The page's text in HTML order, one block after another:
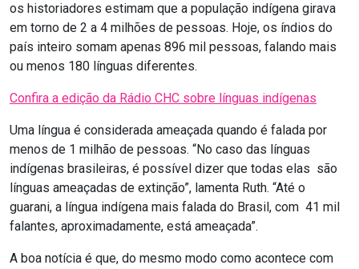
os historiadores estimam que a população indígena girava
em torno de 2 a 4 milhões de pessoas. Hoje, os índios do
país inteiro somam apenas 896 mil pessoas, falando mais
ou menos 180 línguas diferentes.
Confira a edição da Rádio CHC sobre línguas indígenas
Uma língua é considerada ameaçada quando é falada por
menos de 1 milhão de pessoas. “No caso das línguas
indígenas brasileiras, é possível dizer que todas elas são
línguas ameaçadas de extinção”, lamenta Ruth. “Até o
guarani, a língua indígena mais falada do Brasil, com 41 mil
falantes, aproximadamente, está ameaçada”.
A boa notícia é que, do mesmo modo como acontece com